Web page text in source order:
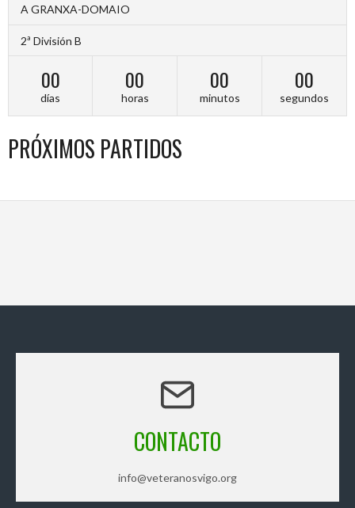
A GRANXA-DOMAIO
2ª División B
00
días
00
horas
00
minutos
00
segundos
PRÓXIMOS PARTIDOS
CONTACTO
info@veteranosvigo.org